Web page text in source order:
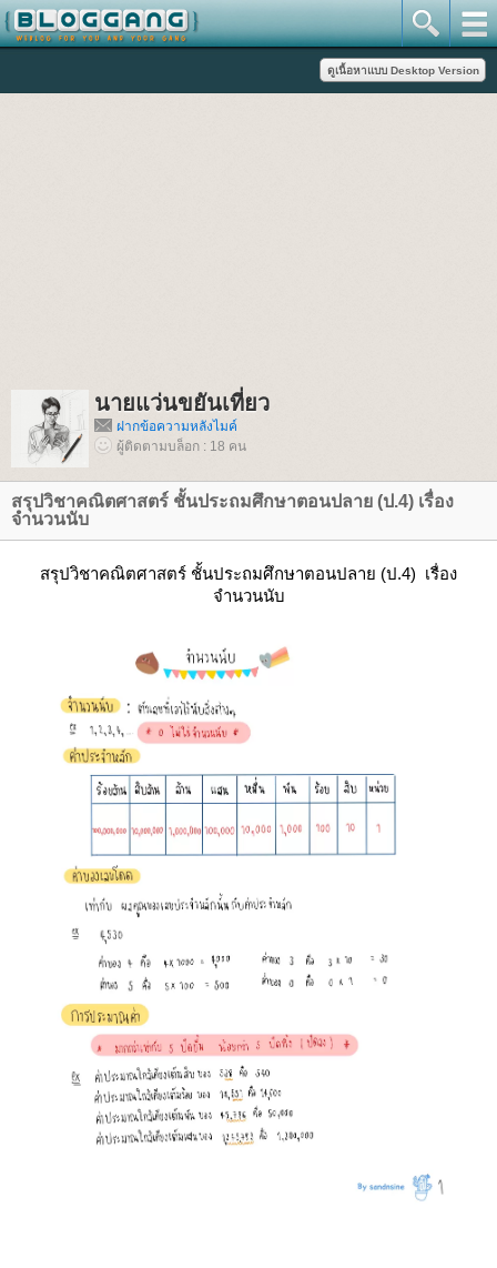
นายแว่นขยันเที่ยว
ฝากข้อความหลังไมค์
ผู้ติดตามบล็อก : 18 คน
สรุปวิชาคณิตศาสตร์ ชั้นประถมศึกษาตอนปลาย (ป.4) เรื่อง
จำนวนนับ
สรุปวิชาคณิตศาสตร์ ชั้นประถมศึกษาตอนปลาย (ป.4) เรื่อง
จำนวนนับ